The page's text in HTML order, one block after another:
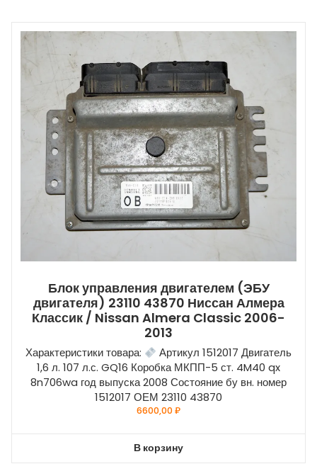
Блок управления двигателем (ЭБУ
двигателя) 23110 43870 Ниссан Алмера
Классик / Nissan Almera Classic 2006-
2013
Характеристики товара:
Артикул 1512017 Двигатель
1,6 л. 107 л.с. GQ16 Коробка МКПП-5 ст. 4M40 qx
8n706wa год выпуска 2008 Состояние бу вн. номер
1512017 ОЕМ 23110 43870
6600,00₽
В корзину